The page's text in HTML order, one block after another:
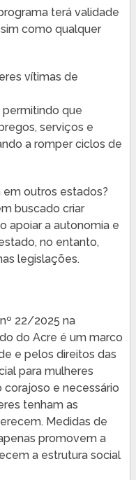
terá validade
como qualquer
vítimas de
permitindo que
serviços e
a romper ciclos de
outros estados?
buscado criar
apoiar a autonomia e
no entanto,
legislações.
22/2025 na
do Acre é um marco
e pelos direitos das
para mulheres
e necessário
tenham as
Medidas de
promovem a
a estrutura social